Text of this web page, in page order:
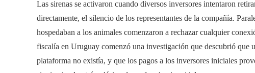
Las sirenas se activaron cuando diversos inversores intentaron
directamente, el silencio de los representantes de la compañía.
hospedaban a los animales comenzaron a rechazar cualquier
fiscalía en Uruguay comenzó una investigación que descubrió que
plataforma no existía, y que los pagos a los inversores iniciales